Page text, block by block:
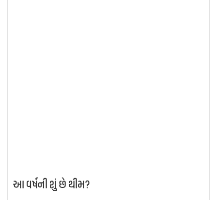
આ વર્ષની શું છે થીમ?